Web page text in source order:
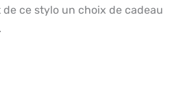
ce stylo un choix de cadeau